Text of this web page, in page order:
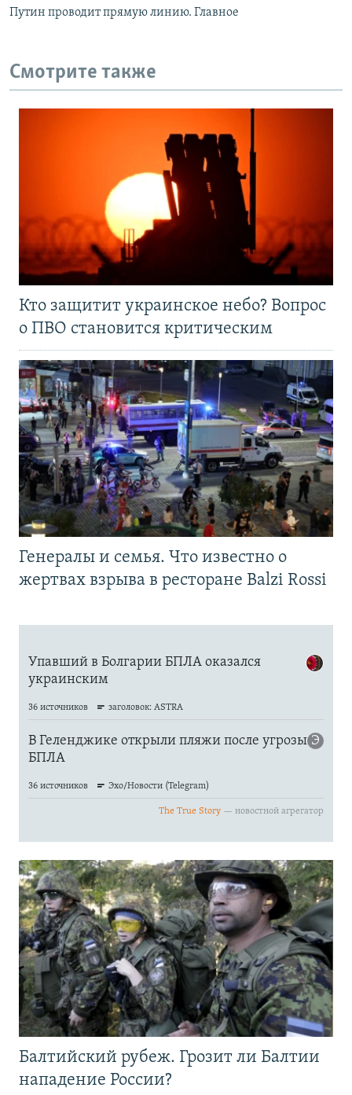
Путин проводит прямую линию. Главное
Смотрите также
Кто защитит украинское небо? Вопрос
о ПВО становится критическим
Генералы и семья. Что известно о
жертвах взрыва в ресторане Balzi Rossi
Балтийский рубеж. Грозит ли Балтии
нападение России?